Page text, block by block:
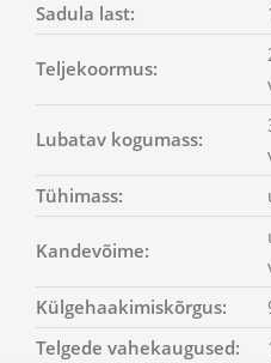
Sadula last:
Teljekoormus:
Lubatav kogumass:
Tühimass:
Kandevõime:
Külgehaakimiskõrgus:
Telgede vahekaugused: